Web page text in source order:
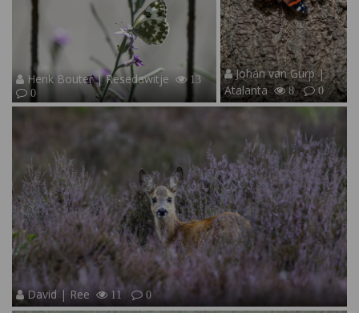
Henk Bouter | Resedawitje
13
0
Johan van Gurp |
Atalanta
8 0
David | Ree 11 0